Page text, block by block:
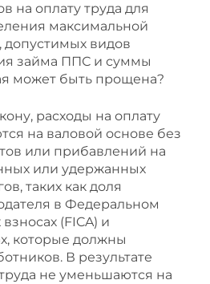
на оплату труда для
максимальной
видов
займа ППС и суммы
может быть прощена?
расходы на оплату
на валовой основе без
или прибавлений на
или удержанных
таких как доля
в Федеральном
(FICA) и
которые должны
В результате
не уменьшаются на